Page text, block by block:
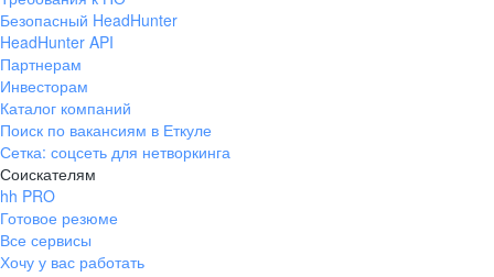
Безопасный HeadHunter
HeadHunter API
Партнерам
Инвесторам
Каталог компаний
Поиск по вакансиям в Еткуле
Сетка: соцсеть для нетворкинга
Соискателям
hh PRO
Готовое резюме
Все сервисы
Хочу у вас работать